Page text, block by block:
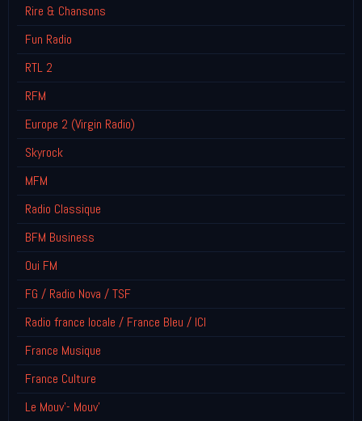
Rire & Chansons
Fun Radio
RTL 2
RFM
Europe 2 (Virgin Radio)
Skyrock
MFM
Radio Classique
BFM Business
Oui FM
FG / Radio Nova / TSF
Radio france locale / France Bleu / ICI
France Musique
France Culture
Le Mouv'- Mouv'